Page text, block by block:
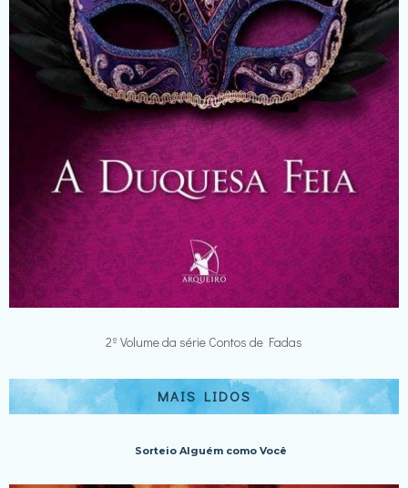
2º Volume da série Contos de Fadas
MAIS LIDOS
Sorteio Alguém como Você